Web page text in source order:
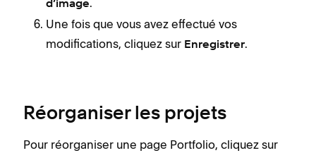
d’image.
Une fois que vous avez effectué vos
modifications, cliquez sur Enregistrer.
Réorganiser les projets
Pour réorganiser une page Portfolio, cliquez sur